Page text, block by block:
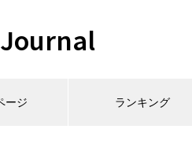
ージ ランキング